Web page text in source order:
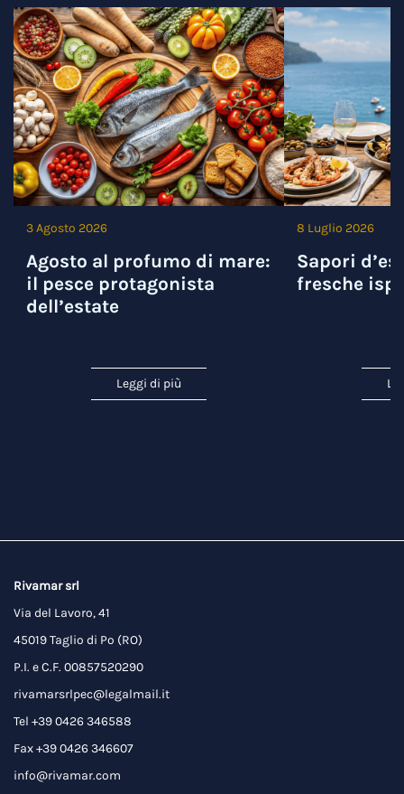
3 Agosto 2026
Agosto al profumo di mare:
il pesce protagonista
dell’estate
Leggi di più
8 Luglio 2026
Sapori
fresche
Rivamar srl
Via del Lavoro, 41
45019 Taglio di Po (RO)
P.I. e C.F. 00857520290
rivamarsrlpec@legalmail.it
Tel +39 0426 346588
Fax +39 0426 346607
info@rivamar.com